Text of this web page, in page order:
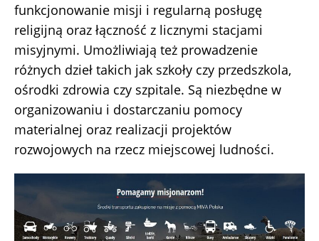
funkcjonowanie misji i regularną posługę
religijną oraz łączność z licznymi stacjami
misyjnymi. Umożliwiają też prowadzenie
różnych dzieł takich jak szkoły czy przedszkola,
ośrodki zdrowia czy szpitale. Są niezbędne w
organizowaniu i dostarczaniu pomocy
materialnej oraz realizacji projektów
rozwojowych na rzecz miejscowej ludności.